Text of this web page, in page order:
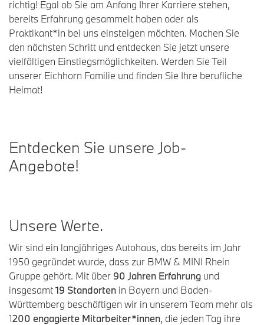
richtig! Egal ob Sie am Anfang Ihrer Karriere stehen,
bereits Erfahrung gesammelt haben oder als
Praktikant*in bei uns einsteigen möchten. Machen Sie
den nächsten Schritt und entdecken Sie jetzt unsere
vielfältigen Einstiegsmöglichkeiten. Werden Sie Teil
unserer Eichhorn Familie und finden Sie Ihre berufliche
Heimat!
Entdecken Sie unsere Job-
Angebote!
Unsere Werte.
Wir sind ein langjähriges Autohaus, das bereits im Jahr
1950 gegründet wurde, dass zur BMW & MINI Rhein
Gruppe gehört. Mit über 90 Jahren Erfahrung und
insgesamt19 Standorten in Bayern und Baden-
Württemberg beschäftigen wir in unserem Team mehr als
1200 engagierte Mitarbeiter*innen, die jeden Tag ihre